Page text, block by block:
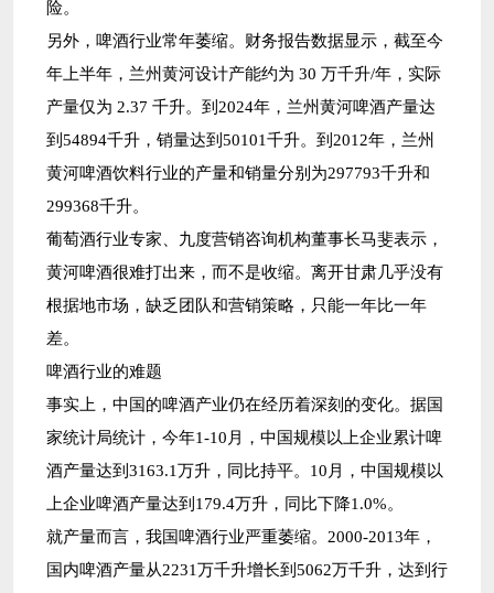
险。
另外，啤酒行业常年萎缩。财务报告数据显示，截至今
年上半年，兰州黄河设计产能约为 30 万千升/年，实际
产量仅为 2.37 千升。到2024年，兰州黄河啤酒产量达
到54894千升，销量达到50101千升。到2012年，兰州
黄河啤酒饮料行业的产量和销量分别为297793千升和
299368千升。
葡萄酒行业专家、九度营销咨询机构董事长马斐表示，
黄河啤酒很难打出来，而不是收缩。离开甘肃几乎没有
根据地市场，缺乏团队和营销策略，只能一年比一年
差。
啤酒行业的难题
事实上，中国的啤酒产业仍在经历着深刻的变化。据国
家统计局统计，今年1-10月，中国规模以上企业累计啤
酒产量达到3163.1万升，同比持平。10月，中国规模以
上企业啤酒产量达到179.4万升，同比下降1.0%。
就产量而言，我国啤酒行业严重萎缩。2000-2013年，
国内啤酒产量从2231万千升增长到5062万千升，达到行